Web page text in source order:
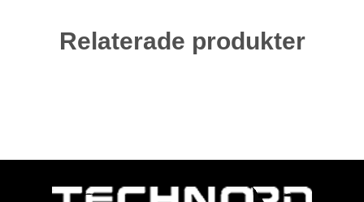
Relaterade produkter